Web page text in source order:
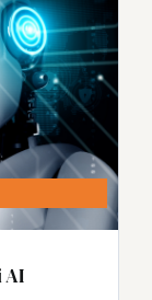
AI